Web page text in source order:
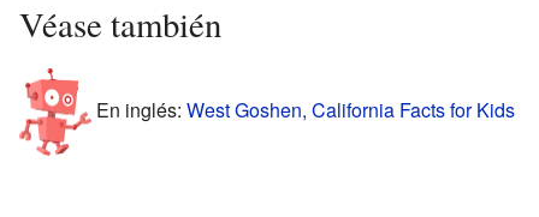
Véase también
En inglés: West Goshen, California Facts for Kids